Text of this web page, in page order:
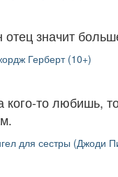
значит
Герберт (10+)
кого-то любишь,
для сестры (Джоди